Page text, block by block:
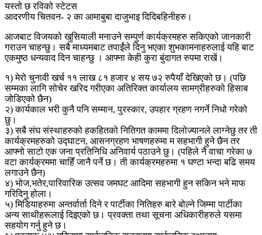
यस्तो छ रविको स्टेटस
आदरणीय चितवन- २ का आमाबुबा दाजुभाइ दिदिबहिनीहरु।
आजबाट विजयको खुसियाली मनाउने सम्पुर्ण कार्यक्रमहरु सकिएको जानकारी
गराउन चाहन्छु। सबै माध्यमबाट तपाईंले दिनु भएका शुभकामनाहरुलाई यहि बाट
एकमुष्ठ धन्यवाद दिन चाहन्छु । आफ्ना केही कुरा बुंदागत रुपमा राखें।
१) मेरो चुनावी खर्च ११ लाख ८१ हजार ४ सय ७२ रुपैयाँ देखिएको छ। (पछि
सम्मका लागि सोचेर खरिद गरीएका अतिरिक्त कार्यालय सामग्रीहरुको हिसाब
जोडिएको छैन)
२) कार्यकाल भरी कुनै पनि सम्मान, पुरस्कार, उपहार ग्रहण नगर्ने निधो गरेको
छु।
३) सबै संघ संस्थाहरुको हकहितको नितिगत काममा दिलोज्यानले लाग्नेछु तर ती
कार्यक्रमहरुको उद्घाटन, आसनग्रहण भाषणहरुमा म सहभागी हुने छैन तर
आफ्नो साटो एक जना प्रतिनिधि अनिवार्य पठाउने छु। (पहिले नै वाचा गरेका ७
वटा कार्यक्रममा चाहिँ जानै पर्ने छ। ती कार्यक्रमहरुमा १ घण्टा भन्दा बढि समय
लगाउने छैन)
४) भोज,भतेर,पारिवारिक उत्सव जमघट आदिमा सहभागी हुन सकिन भने माफ
गरिदिनु होला।
५) मिडियाहरुमा अन्तर्वार्ता दिने र पार्टीका नितिहरु बारे बोल्ने जिम्मा पार्टीका
अन्य साथीहरूलाई दिइएको छ। प्रवक्ता तथा सूचना अधिकारीहरुले यसमा
सहयोग गर्नु हुने छ।